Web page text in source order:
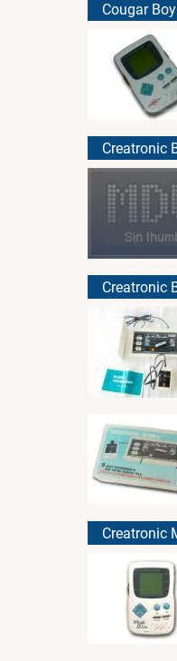
Cougar Boy
Creatronic
Creatronic
Creatronic